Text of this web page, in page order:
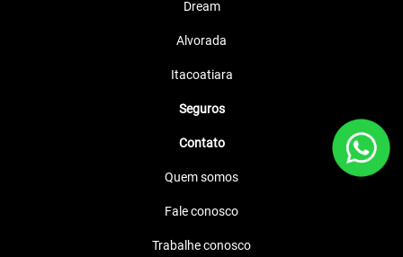
Dream
Alvorada
Itacoatiara
Seguros
Contato
Quem somos
Fale conosco
Trabalhe conosco